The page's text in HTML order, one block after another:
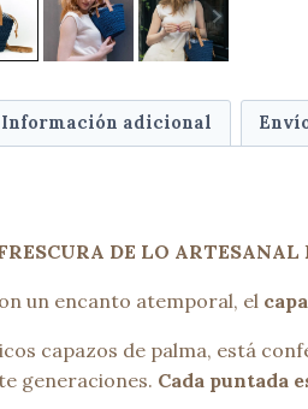
Información adicional
DE LO
un encanto atemporal, el
capazos de palma, está
generaciones. Cada puntada